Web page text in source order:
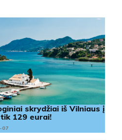
skrydžiai iš Vilniaus į
129 eurai!
07